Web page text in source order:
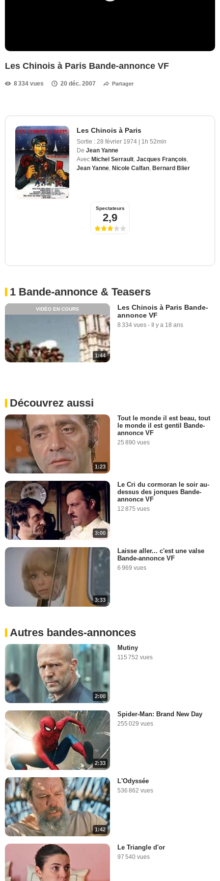
Les Chinois à Paris Bande-annonce VF
8 334 vues 20 déc. 2007 Partager
Les Chinois à Paris
Sortie : 28 février 1974 | 1h 52min
De Jean Yanne
Avec Michel Serrault Jacques François
Jean Yanne Nicole Calfan Bernard Blier
Spectateurs
2,9
1 Bande-annonce & Teasers
1:44
VIDÉO EN COURS
Les Chinois à Paris Bande-
annonce VF
8 334 vues - Il y a 18 ans
Découvrez aussi
1:23
Tout le monde il est beau, tout
le monde il est gentil Bande-
annonce VF
25 890 vues
3:00
Le Cri du cormoran le soir au-
dessus des jonques Bande-
annonce VF
12 875 vues
3:33
Laisse aller... c'est une valse
Bande-annonce VF
6 969 vues
Autres bandes-annonces
2:00
Mutiny
115 752 vues
2:33
Spider-Man: Brand New Day
255 029 vues
1:42
L'Odyssée
536 862 vues
Le Triangle d'or
97 540 vues